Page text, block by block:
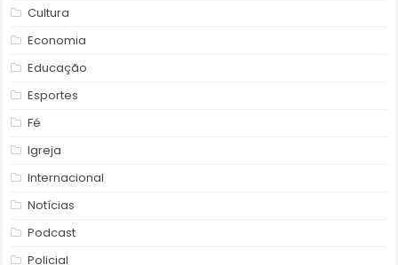
Cultura
Economia
Educação
Esportes
Fé
Igreja
Internacional
Notícias
Podcast
Policial